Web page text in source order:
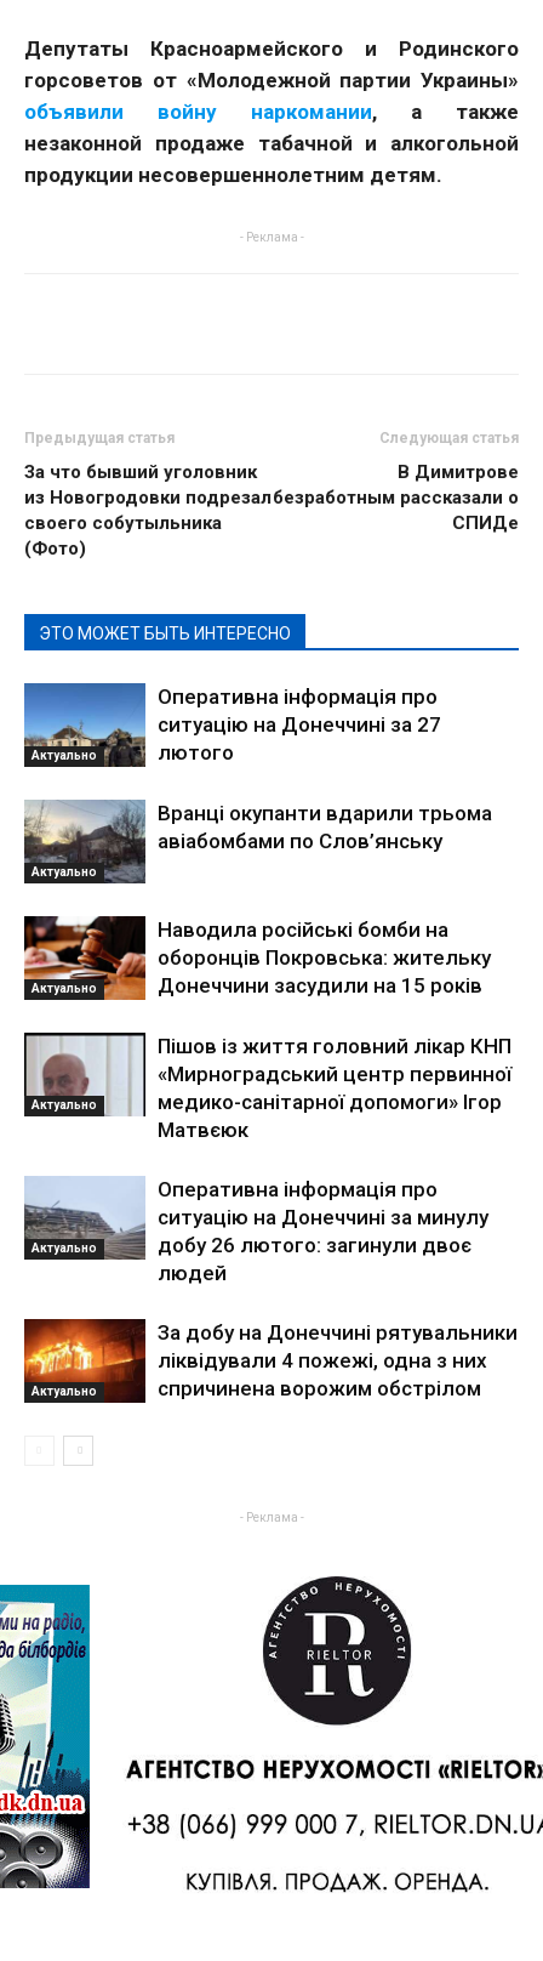
Депутаты Красноармейского и Родинского
горсоветов от «Молодежной партии Украины»
объявили войну наркомании, а также
незаконной продаже табачной и алкогольной
продукции несовершеннолетним детям.
- Реклама -
Предыдущая статья
За что бывший уголовник
из Новогродовки подрезал
своего собутыльника
(Фото)
Следующая статья
В Димитрове
безработным рассказали о
СПИДе
ЭТО МОЖЕТ БЫТЬ ИНТЕРЕСНО
Актуально
Оперативна інформація про
ситуацію на Донеччині за 27
лютого
Актуально
Вранці окупанти вдарили трьома
авіабомбами по Слов’янську
Актуально
Наводила російські бомби на
оборонців Покровська: жительку
Донеччини засудили на 15 років
Актуально
Пішов із життя головний лікар КНП
«Мирноградський центр первинної
медико-санітарної допомоги» Ігор
Матвєюк
Актуально
Оперативна інформація про
ситуацію на Донеччині за минулу
добу 26 лютого: загинули двоє
людей
Актуально
За добу на Донеччині рятувальники
ліквідували 4 пожежі, одна з них
спричинена ворожим обстрілом
- Реклама -